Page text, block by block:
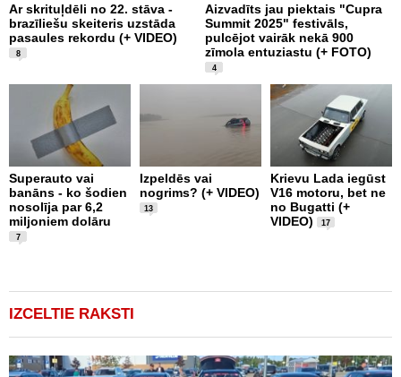
Ar skrituļdēli no 22. stāva -
brazīliešu skeiteris uzstāda
pasaules rekordu (+ VIDEO)
8
Aizvadīts jau piektais "Cupra
Summit 2025" festivāls,
pulcējot vairāk nekā 900
zīmola entuziastu (+ FOTO)
4
Superauto vai
banāns - ko šodien
nosolīja par 6,2
miljoniem dolāru
7
Izpeldēs vai
nogrims? (+ VIDEO)
13
Krievu Lada iegūst
V16 motoru, bet ne
no Bugatti (+
VIDEO)
17
IZCELTIE RAKSTI